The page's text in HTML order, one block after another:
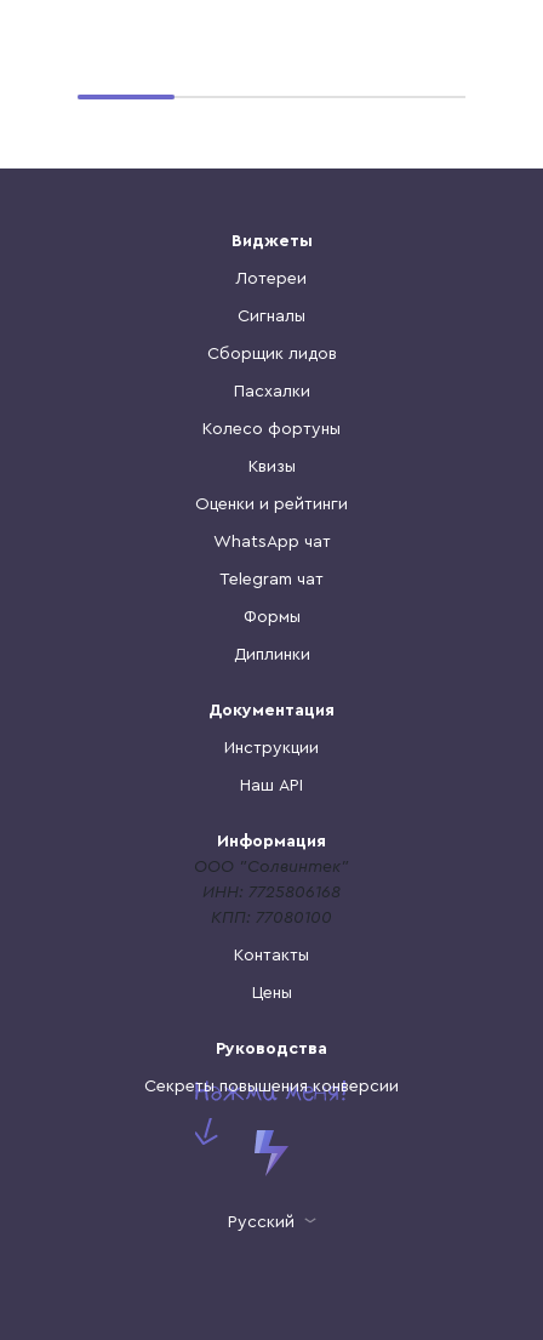
Русский
Виджеты
Лотереи
Сигналы
Сборщик лидов
Пасхалки
Колесо фортуны
Квизы
Оценки и рейтинги
WhatsApp чат
Telegram чат
Формы
Диплинки
Документация
Инструкции
Наш API
Информация
ООО "Солвинтек"
ИНН: 7725806168
КПП: 77080100
Контакты
Цены
Руководства
Секреты повышения конверсии